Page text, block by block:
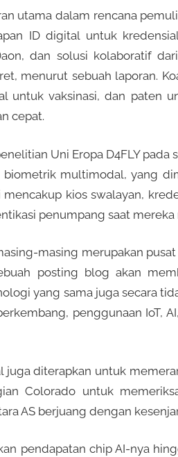
utama dalam rencana
ID digital untuk
dan solusi kolaboratif
menurut sebuah laporan.
untuk vaksinasi, dan paten
cepat.
Uni Eropa D4FLY
multimodal, yang
kios swalayan,
penumpang saat
masing merupakan
posting blog akan
yang sama juga secara
penggunaan IoT,
juga diterapkan untuk
Colorado untuk
AS berjuang dengan
pendapatan chip AI-nya